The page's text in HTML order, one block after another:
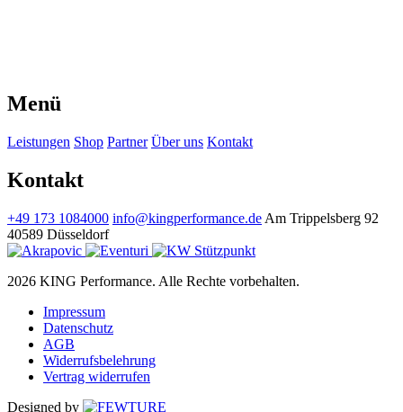
Menü
Leistungen Shop Partner Über uns Kontakt
Kontakt
+49 173 1084000 info@kingperformance.de Am Trippelsberg 92
40589 Düsseldorf
2026 KING Performance. Alle Rechte vorbehalten.
Impressum
Datenschutz
AGB
Widerrufsbelehrung
Vertrag widerrufen
Designed by